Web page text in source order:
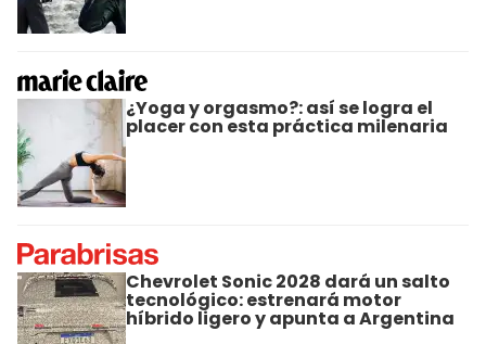
¿Yoga y orgasmo?: así se logra el
placer con esta práctica milenaria
Chevrolet Sonic 2028 dará un salto
tecnológico: estrenará motor
híbrido ligero y apunta a Argentina